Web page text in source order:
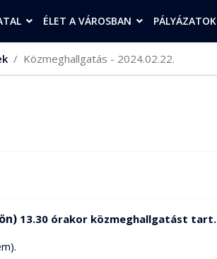
ÉLET A VÁROSBAN PÁLYÁZATOK
Közmeghallgatás - 2024.02.22.
13.30 órakor közmeghallgatást tart.